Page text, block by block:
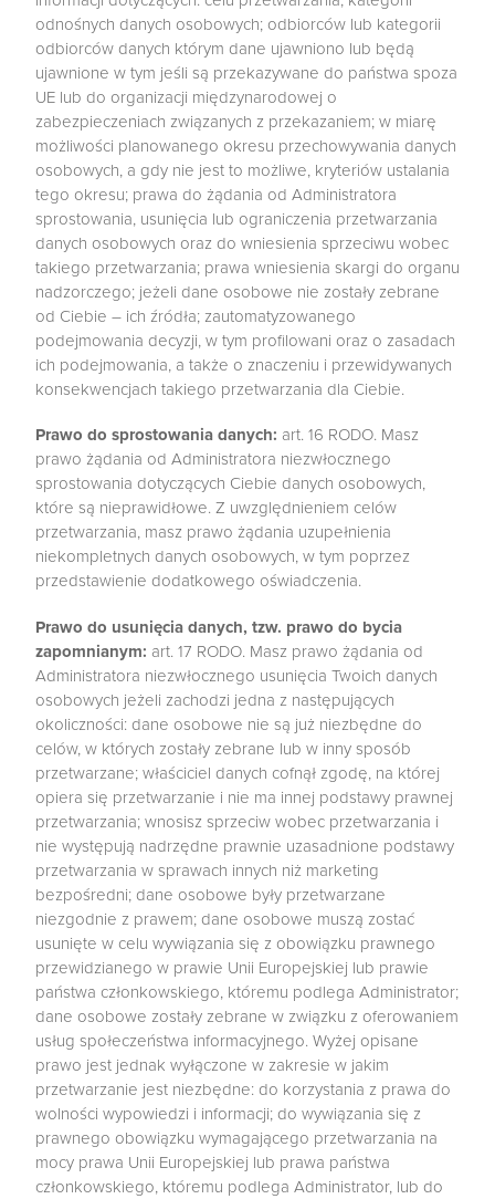
odnośnych danych osobowych; odbiorców lub kategorii
odbiorców danych którym dane ujawniono lub będą
ujawnione w tym jeśli są przekazywane do państwa spoza
UE lub do organizacji międzynarodowej o
zabezpieczeniach związanych z przekazaniem; w miarę
możliwości planowanego okresu przechowywania danych
osobowych, a gdy nie jest to możliwe, kryteriów ustalania
tego okresu; prawa do żądania od Administratora
sprostowania, usunięcia lub ograniczenia przetwarzania
danych osobowych oraz do wniesienia sprzeciwu wobec
takiego przetwarzania; prawa wniesienia skargi do organu
nadzorczego; jeżeli dane osobowe nie zostały zebrane
od Ciebie – ich źródła; zautomatyzowanego
podejmowania decyzji, w tym profilowani oraz o zasadach
ich podejmowania, a także o znaczeniu i przewidywanych
konsekwencjach takiego przetwarzania dla Ciebie.
Prawo do sprostowania danych: art. 16 RODO. Masz
prawo żądania od Administratora niezwłocznego
sprostowania dotyczących Ciebie danych osobowych,
które są nieprawidłowe. Z uwzględnieniem celów
przetwarzania, masz prawo żądania uzupełnienia
niekompletnych danych osobowych, w tym poprzez
przedstawienie dodatkowego oświadczenia.
Prawo do usunięcia danych, tzw. prawo do bycia
zapomnianym: art. 17 RODO. Masz prawo żądania od
Administratora niezwłocznego usunięcia Twoich danych
osobowych jeżeli zachodzi jedna z następujących
okoliczności: dane osobowe nie są już niezbędne do
celów, w których zostały zebrane lub w inny sposób
przetwarzane; właściciel danych cofnął zgodę, na której
opiera się przetwarzanie i nie ma innej podstawy prawnej
przetwarzania; wnosisz sprzeciw wobec przetwarzania i
nie występują nadrzędne prawnie uzasadnione podstawy
przetwarzania w sprawach innych niż marketing
bezpośredni; dane osobowe były przetwarzane
niezgodnie z prawem; dane osobowe muszą zostać
usunięte w celu wywiązania się z obowiązku prawnego
przewidzianego w prawie Unii Europejskiej lub prawie
państwa członkowskiego, któremu podlega Administrator;
dane osobowe zostały zebrane w związku z oferowaniem
usług społeczeństwa informacyjnego. Wyżej opisane
prawo jest jednak wyłączone w zakresie w jakim
przetwarzanie jest niezbędne: do korzystania z prawa do
wolności wypowiedzi i informacji; do wywiązania się z
prawnego obowiązku wymagającego przetwarzania na
mocy prawa Unii Europejskiej lub prawa państwa
członkowskiego, któremu podlega Administrator, lub do